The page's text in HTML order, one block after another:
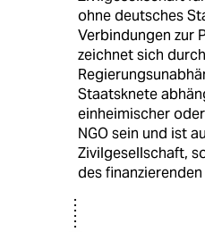
ohne deutsches
Verbindungen zur
zeichnet sich
Staatsknete
einheimischer
NGO sein und ist
Zivilgesellschaft,
des